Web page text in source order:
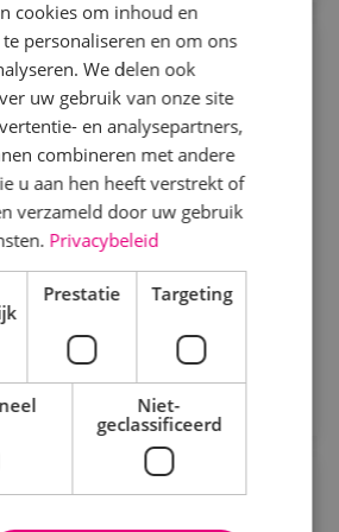
werktuigbouwkunde
Kaatsheuvel, Sprundel
bij BINK bezoek jij onze klanten
Je komt in actie bij storingen en
installaties.
vacature
solliciteren
cookies om inhoud en
personaliseren en om ons
We delen ook
uw gebruik van onze site
en analysepartners,
combineren met andere
u aan hen heeft verstrekt of
verzameld door uw gebruik
Privacybeleid
Prestatie Targeting
Niet-
geclassificeerd